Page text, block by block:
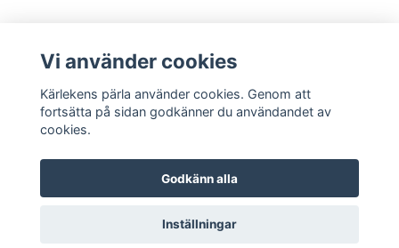
Sociala medier
© 2026 Kärlekens pärla
Vi använder cookies
Kärlekens pärla använder cookies. Genom att
fortsätta på sidan godkänner du användandet av
cookies.
Godkänn alla
Inställningar